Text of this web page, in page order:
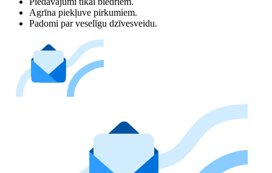
Agrīna piekļuve pirkumiem.
Padomi par veselīgu dzīvesveidu.